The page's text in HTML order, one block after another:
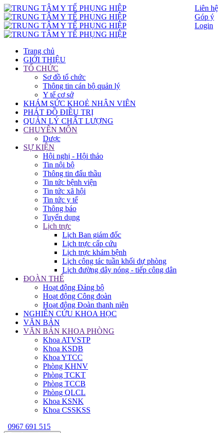
Liên hệ
Góp ý
Login
Trang chủ
GIỚI THIỆU
TỔ CHỨC
Sơ đồ tổ chức
Thông tin cán bộ quản lý
Y tế cơ sở
KHÁM SỨC KHOẺ NHÂN VIÊN
PHÁT ĐỒ ĐIỀU TRỊ
QUẢN LÝ CHẤT LƯỢNG
CHUYÊN MÔN
Dược
SỰ KIỆN
Hội nghị - Hội thảo
Tin nội bộ
Thông tin đấu thầu
Tin tức bệnh viện
Tin tức xã hội
Tin tức y tế
Thông báo
Tuyển dụng
Lịch trực
Lịch Ban giám đốc
Lịch trực cấp cứu
Lịch trực khám bệnh
Lịch công tác tuần khối dự phòng
Lịch đường dây nóng - tiếp công dân
ĐOÀN THỂ
Hoạt động Đảng bộ
Hoạt động Công đoàn
Hoạt động Đoàn thanh niên
NGHIÊN CỨU KHOA HỌC
VĂN BẢN
VĂN BẢN KHOA PHÒNG
Khoa ATVSTP
Khoa KSDB
Khoa YTCC
Phòng KHNV
Phòng TCKT
Phòng TCCB
Phòng QLCL
Khoa KSNK
Khoa CSSKSS
0967 691 515